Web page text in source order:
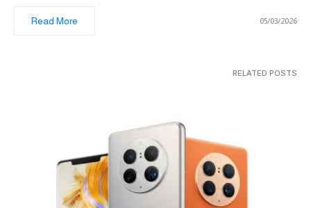
05/03/2026
Read More
RELATED POSTS